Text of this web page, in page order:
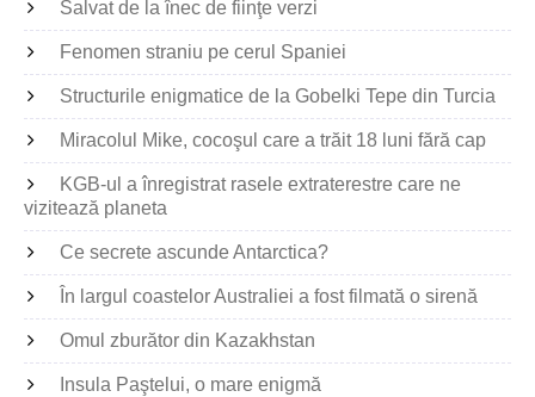
Salvat de la înec de fiinţe verzi
Fenomen straniu pe cerul Spaniei
Structurile enigmatice de la Gobelki Tepe din Turcia
Miracolul Mike, cocoşul care a trăit 18 luni fără cap
KGB-ul a înregistrat rasele extraterestre care ne
vizitează planeta
Ce secrete ascunde Antarctica?
În largul coastelor Australiei a fost filmată o sirenă
Omul zburător din Kazakhstan
Insula Paştelui, o mare enigmă